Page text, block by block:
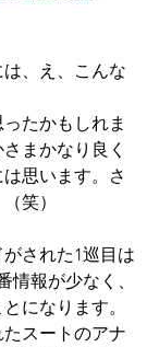
、え、こんな
たかもしれま
まかなり良く
思います。さ
笑）
された1巡目は
情報が少なく、
になります。
スートのアナ